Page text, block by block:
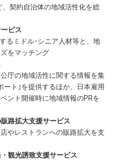
、契約自治体の地域活性化を総
ビス
るミドル･シニア人材等と、地
をマッチング
庁の地域活性に関する情報を集
ート｣を提供するほか、日本雇用
ント開催時に地域情報のPRを
路拡大支援サービス
やレストランへの販路拡大を支
観光誘致支援サービス